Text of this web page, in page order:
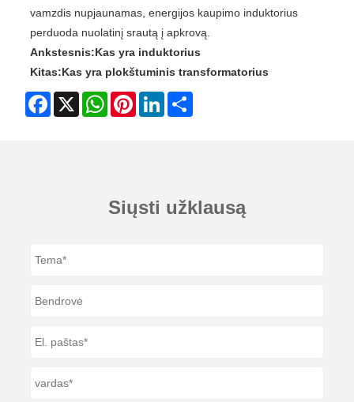
vamzdis nupjaunamas, energijos kaupimo induktorius
perduoda nuolatinį srautą į apkrovą.
Ankstesnis:Kas yra induktorius
Kitas:Kas yra plokštuminis transformatorius
Facebook
X WhatsAppPinterestLinkedIn
Siųsti užklausą